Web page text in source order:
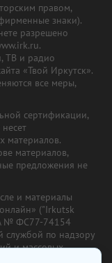
правом,
знаки).
разрешено
ТВ и радио
«Твой Иркутск».
все меры,
сертификации,
материалов.
материалов,
предложения не
и материалы
("Irkutsk
№ ФС77-74154
службой по надзору
и массовых